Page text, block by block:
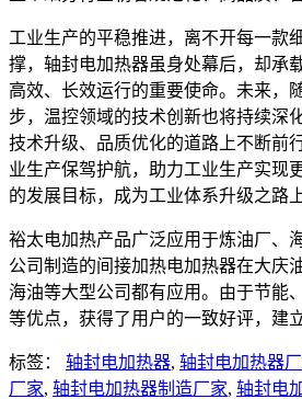
工业生产的平稳推进，离不开每一款
撑，轴封电加热器虽身处幕后，却承
高效、长效运行的重要使命。未来，
步，温控领域的技术创新也将持续深
技术升级、品质优化的道路上不断前
业生产保驾护航，助力工业生产实现
的发展目标，成为工业体系升级之路
裕太电加热产品广泛应用于炼油厂、
公司制造的间接加热电加热器在大庆
海油等大型公司都有应用。由于节能
等优点，获得了用户的一致好评，建
标签： 轴封电加热器, 轴封电加热器
厂家, 轴封电加热器制造厂家, 轴封电